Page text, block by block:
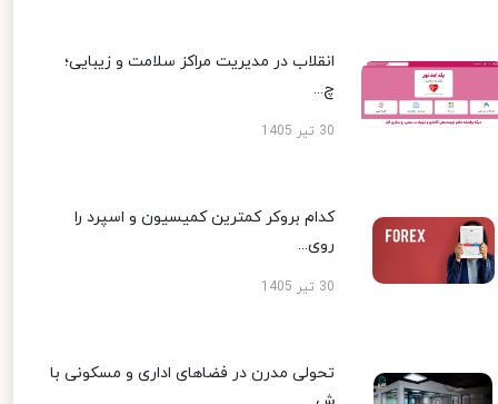
انقلاب در مدیریت مراکز سلامت و زیبایی؛
چ...
30 تیر 1405
کدام بروکر کمترین کمیسیون و اسپرد را
روی...
30 تیر 1405
تحولی مدرن در فضاهای اداری و مسکونی با